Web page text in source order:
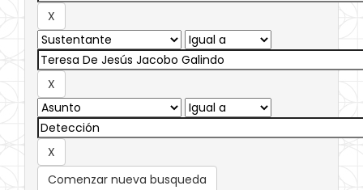
Comenzar nueva busqueda